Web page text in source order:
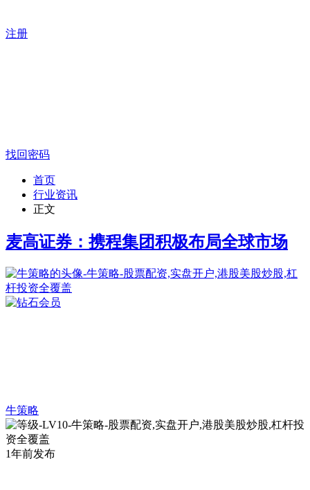
注册
找回密码
首页
行业资讯
正文
麦高证券：携程集团积极布局全球市场
牛策略
1年前发布